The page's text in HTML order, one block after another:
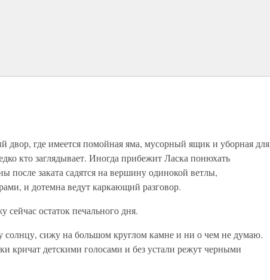
двор, где имеется помойная яма, мусорный ящик и уборная для
кто заглядывает. Иногда прибежит Ласка понюхать
после заката садятся на вершину одинокой ветлы,
и дотемна ведут каркающий разговор.
сейчас остаток печального дня.
сижу на большом круглом камне и ни о чем не думаю.
кричат детскими голосами и без устали режут черными